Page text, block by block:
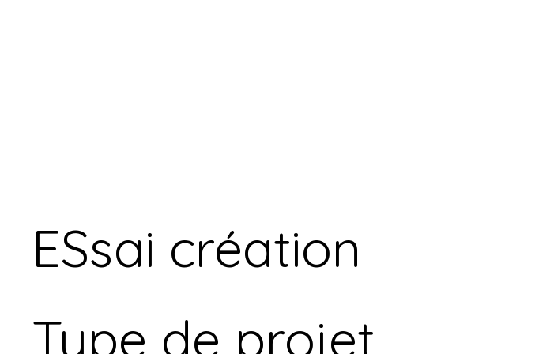
ESsai création
Type de projet